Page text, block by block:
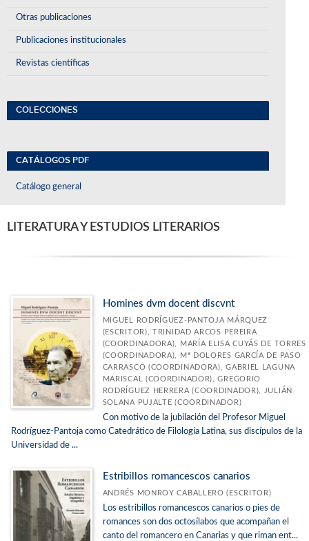
Otras publicaciones
Publicaciones institucionales
Revistas científicas
COLECCIONES
CATÁLOGOS PDF
Catálogo general
LITERATURA Y ESTUDIOS LITERARIOS
Homines dvm docent discvnt
MIGUEL RODRÍGUEZ-PANTOJA MÁRQUEZ
(ESCRITOR), TRINIDAD ARCOS PEREIRA
(COORDINADORA), MARÍA ELISA CUYÁS DE TORRES
(COORDINADORA), Mª DOLORES GARCÍA DE PASO
CARRASCO (COORDINADORA), GABRIEL LAGUNA
MARISCAL (COORDINADOR), GREGORIO
RODRÍGUEZ HERRERA (COORDINADOR), JULIÁN
SOLANA PUJALTE (COORDINADOR)
Con motivo de la jubilación del Profesor Miguel
Rodríguez-Pantoja como Catedrático de Filología Latina, sus discípulos de la
Universidad de ...
Estribillos romancescos canarios
ANDRÉS MONROY CABALLERO (ESCRITOR)
Los estribillos romancescos canarios o pies de
romances son dos octosílabos que acompañan el
canto del romancero en Canarias y que riman ent...